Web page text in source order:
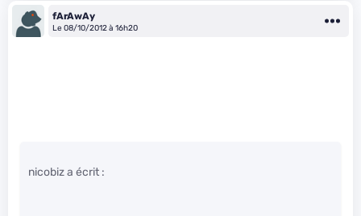
fArAwAy
Le 08/10/2012 à 16h20
nicobiz a écrit :